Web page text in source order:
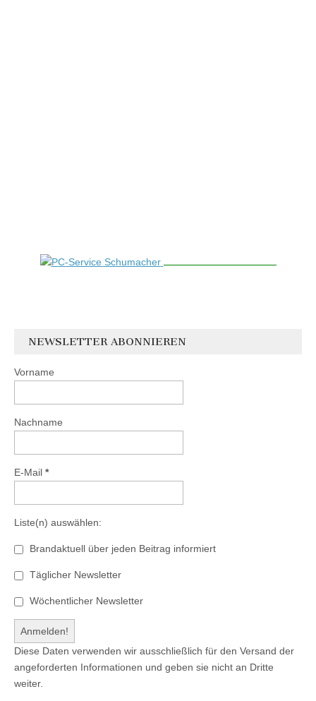
NEWSLETTER ABONNIEREN
Vorname
Nachname
E-Mail *
Liste(n) auswählen:
Brandaktuell über jeden Beitrag informiert
Täglicher Newsletter
Wöchentlicher Newsletter
Diese Daten verwenden wir ausschließlich für den Versand der
angeforderten Informationen und geben sie nicht an Dritte
weiter.